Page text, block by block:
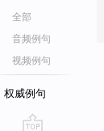
全部
音频例句
视频例句
权威例句